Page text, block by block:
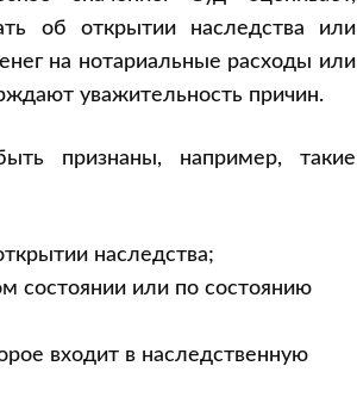
об открытии наследства или
на нотариальные расходы или
уважительность причин.
признаны, например, такие
наследства;
состоянии или по состоянию
входит в наследственную